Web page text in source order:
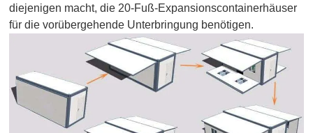
diejenigen macht, die 20-Fuß-Expansionscontainerhäuser
für die vorübergehende Unterbringung benötigen.